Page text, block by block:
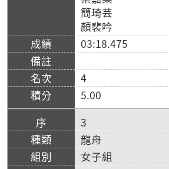
簡琦芸
顏裴吟
03:18.475
4
5.00
3
龍舟
女子組